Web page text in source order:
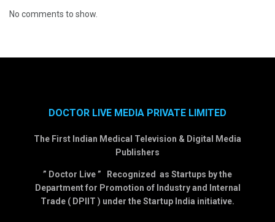
No comments to show.
DOCTOR LIVE MEDIA PRIVATE LIMITED
The First Indian Medical Television & Digital Media
Publishers
” Doctor Live ” Recognized as Startups by the
Department for Promotion of Industry and Internal
Trade ( DPIIT ) under the Startup India initiative.